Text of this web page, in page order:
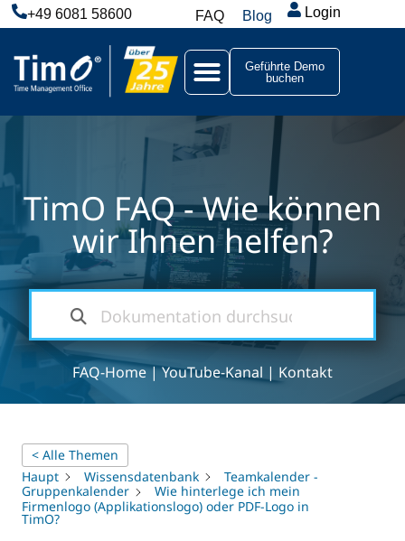
+49 6081 58600 FAQ Blog Login
Geführte Demo
buchen
TimO FAQ - Wie können
wir Ihnen helfen?
FAQ-Home|YouTube-Kanal | Kontakt
< Alle Themen
Haupt
Wissensdatenbank
Teamkalender -
Gruppenkalender
Wie hinterlege ich mein
Firmenlogo (Applikationslogo) oder PDF-Logo in
TimO?